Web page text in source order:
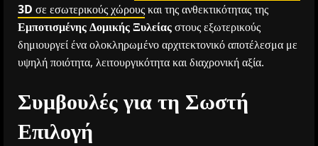
3D σε εσωτερικούς χώρουςκαι της ανθεκτικότητας της
Εμποτισμένης Δομικής Ξυλείαςστους εξωτερικούς
δημιουργεί ένα ολοκληρωμένο αρχιτεκτονικό αποτέλεσμα με
υψηλή ποιότητα, λειτουργικότητα και διαχρονική αξία.
Συμβουλές για τη Σωστή
Επιλογή